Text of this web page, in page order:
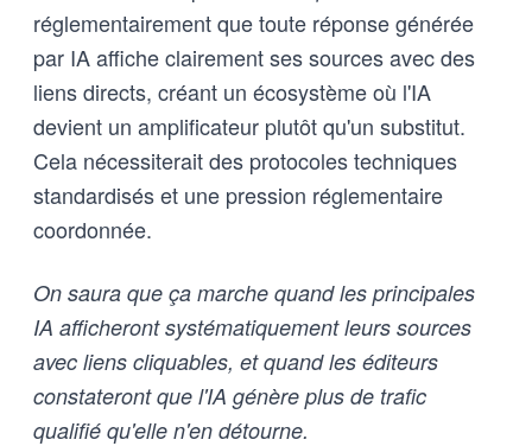
réglementairement que toute réponse générée
par IA affiche clairement ses sources avec des
liens directs, créant un écosystème où l'IA
devient un amplificateur plutôt qu'un substitut.
Cela nécessiterait des protocoles techniques
standardisés et une pression réglementaire
coordonnée.
On saura que ça marche quand les principales
IA afficheront systématiquement leurs sources
avec liens cliquables, et quand les éditeurs
constateront que l'IA génère plus de trafic
qualifié qu'elle n'en détourne.